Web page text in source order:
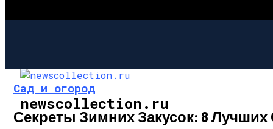
newscollection.ru
Сад и огород
Секреты Зимних Закусок: 8